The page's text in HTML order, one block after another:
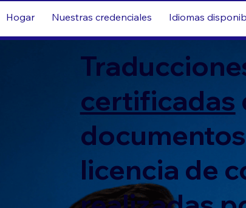
Hogar Nuestras credenciales Idiomas
certificadas
licencia de